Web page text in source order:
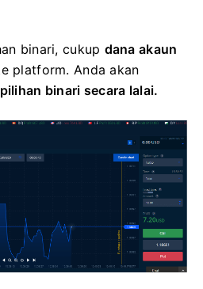
binari, cukup dana akaun
platform. Anda akan
binari secara lalai.